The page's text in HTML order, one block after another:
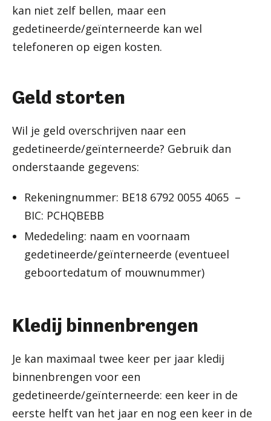
kan niet zelf bellen, maar een
gedetineerde/geïnterneerde kan wel
telefoneren op eigen kosten.
Geld storten
Wil je geld overschrijven naar een
gedetineerde/geïnterneerde? Gebruik dan
onderstaande gegevens:
Rekeningnummer: BE18 6792 0055 4065 –
BIC: PCHQBEBB
Mededeling: naam en voornaam
gedetineerde/geïnterneerde (eventueel
geboortedatum of mouwnummer)
Kledij binnenbrengen
Je kan maximaal twee keer per jaar kledij
binnenbrengen voor een
gedetineerde/geïnterneerde: een keer in de
eerste helft van het jaar en nog een keer in de